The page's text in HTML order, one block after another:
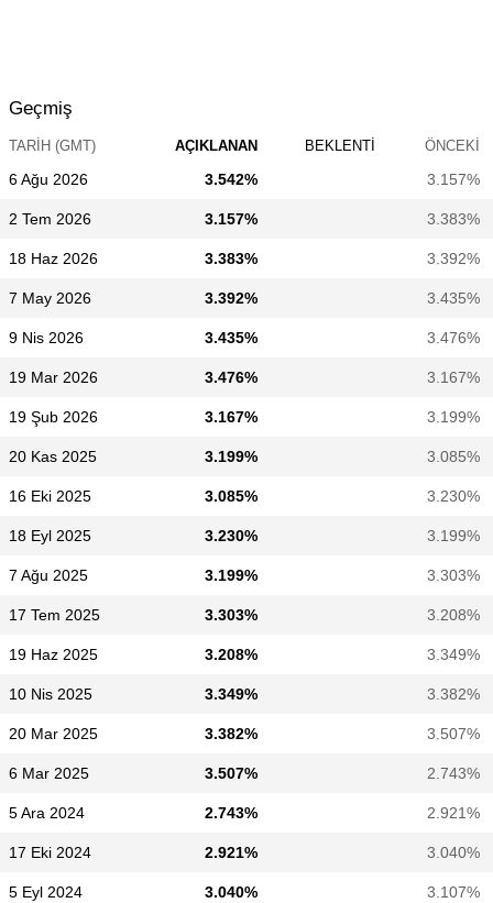
Geçmiş
TARIH (GMT) AÇIKLANAN BEKLENTI ÖNCEKI
6 Ağu 2026 3.542% 3.157%
2 Tem 2026 3.157% 3.383%
18 Haz 2026 3.383% 3.392%
7 May 2026 3.392% 3.435%
9 Nis 2026 3.435% 3.476%
19 Mar 2026 3.476% 3.167%
19 Şub 2026 3.167% 3.199%
20 Kas 2025 3.199% 3.085%
16 Eki 2025 3.085% 3.230%
18 Eyl 2025 3.230% 3.199%
7 Ağu 2025 3.199% 3.303%
17 Tem 2025 3.303% 3.208%
19 Haz 2025 3.208% 3.349%
10 Nis 2025 3.349% 3.382%
20 Mar 2025 3.382% 3.507%
6 Mar 2025 3.507% 2.743%
5 Ara 2024 2.743% 2.921%
17 Eki 2024 2.921% 3.040%
5 Eyl 2024 3.040% 3.107%